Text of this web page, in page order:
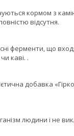
кормом з
відсутня.
ферменти, що
каві. .
добавка
людини і не